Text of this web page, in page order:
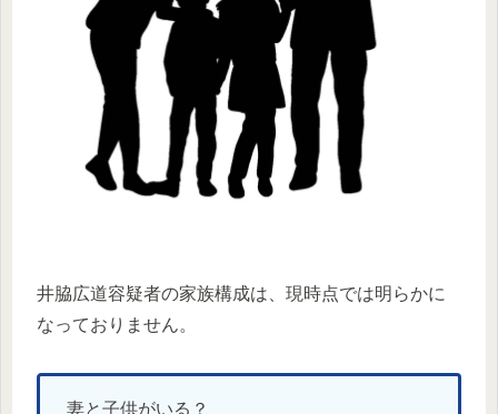
井脇広道容疑者の家族構成は、現時点では明らかに
なっておりません。
妻と子供がいる？